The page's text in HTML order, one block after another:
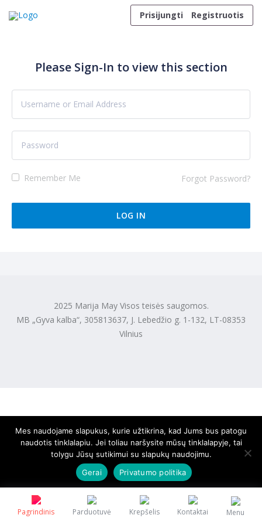
Prisijungti
Registruotis
Pagrindinis Parduotuvė Krepšelis Kontaktai Menu
Please Sign-In to view this section
Remember Me Forgot Password?
2025 Marija May Visos teisės saugomos.
MB „Gyva kalba“, 305813637, J. Lebedžio g. 1-132, LT-08353
Vilnius
Mes naudojame slapukus, kurie užtikrina, kad Jums bus patogu
naudotis tinklalapiu. Jei toliau naršysite mūsų tinklalapyje, tai
tolygu Jūsų sutikimui su slapukų naudojimu.
Gerai
Privatumo politika